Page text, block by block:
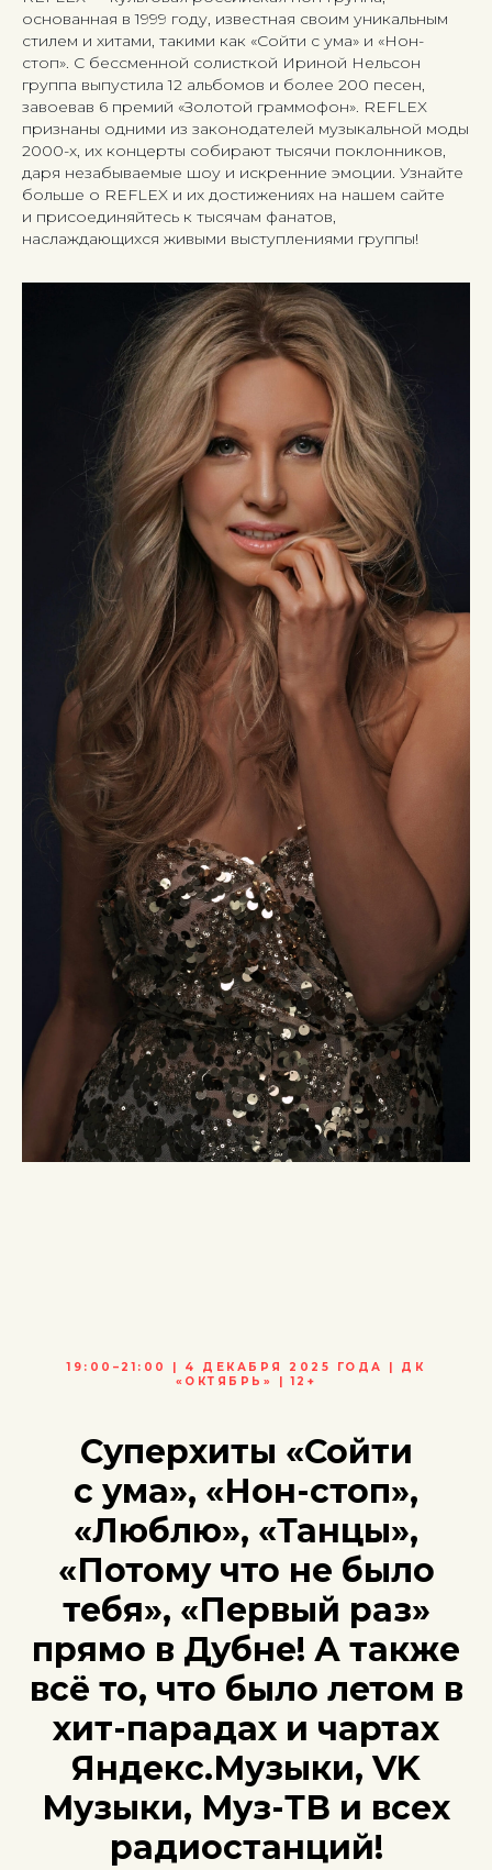
основанная в 1999 году, известная своим уникальным
стилем и хитами, такими как «Сойти с ума» и «Нон-
стоп». С бессменной солисткой Ириной Нельсон
группа выпустила 12 альбомов и более 200 песен,
завоевав 6 премий «Золотой граммофон». REFLEX
признаны одними из законодателей музыкальной моды
2000-х, их концерты собирают тысячи поклонников,
даря незабываемые шоу и искренние эмоции. Узнайте
больше о REFLEX и их достижениях на нашем сайте
и присоединяйтесь к тысячам фанатов,
наслаждающихся живыми выступлениями группы!
19:00–21:00 | 4 ДЕКАБРЯ 2025 ГОДА | ДК
«ОКТЯБРЬ» | 12+
Суперхиты «Сойти
с ума», «Нон-стоп»,
«Люблю», «Танцы»,
«Потому что не было
тебя», «Первый раз»
прямо в Дубне! А также
всё то, что было летом в
хит-парадах и чартах
Яндекс.Музыки, VK
Музыки, Муз-ТВ и всех
радиостанций!